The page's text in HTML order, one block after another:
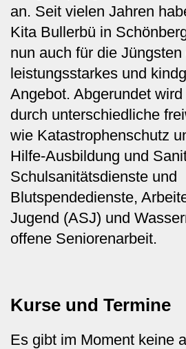
an. Seit vielen Jahren
Kita Bullerbü in
nun auch für die Jüngsten
leistungsstarkes und
Angebot. Abgerundet
durch unterschiedliche
wie Katastrophenschutz
Hilfe-Ausbildung und
Schulsanitätsdienste und
Blutspendedienste,
Jugend (ASJ) und
offene Seniorenarbeit.
Kurse und Termine
Es gibt im Moment keine